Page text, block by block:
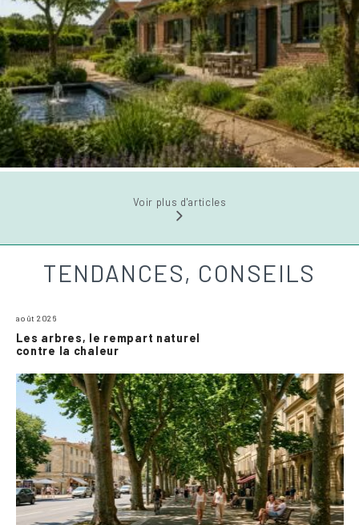
Voir plus d'articles
TENDANCES, CONSEILS
août 2026
Les arbres, le rempart naturel
contre la chaleur